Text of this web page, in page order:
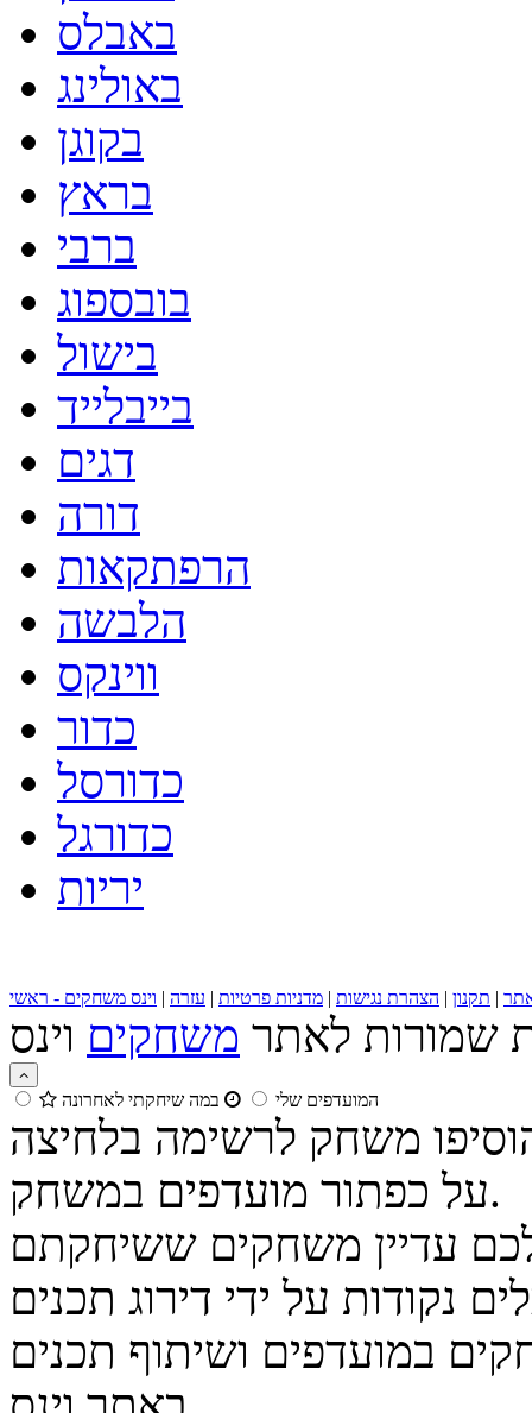
באבלס
באולינג
בקוגן
בראץ
ברבי
בובספוג
בישול
בייבלייד
דגים
דורה
הרפתקאות
הלבשה
ווינקס
כדור
כדורסל
כדורגל
יריות
| תקנון | הצהרת נגישות | מדניות פרטיות | עזרה | וינס משחקים - ראשי
שמורות לאתר משחקים
המועדפים שלי במה שיחקתי לאחרונה
משחק לרשימה בלחיצה
על כפתור מועדפים במשחק.
על ידי דירוג תכנים
במועדפים ושיתוף תכנים